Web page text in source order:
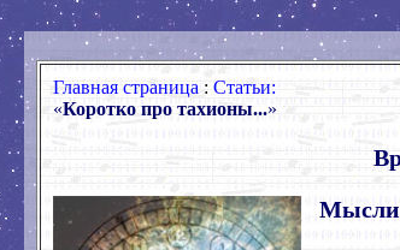
Главная страница :Статьи:
«Коротко про тахионы...»
Мысли